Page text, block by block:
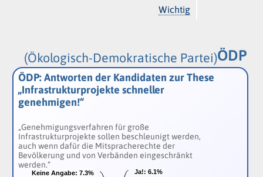
Wichtig
ÖDP
(Ökologisch-Demokratische Partei)
Ja!: 6.1%
Ja!: 6.1%
Keine Angabe: 7.3%
Keine Angabe: 7.3%
ÖDP: Antworten der Kandidaten zur These
„Infrastrukturprojekte schneller
genehmigen!“
„Genehmigungsverfahren für große
Infrastrukturprojekte sollen beschleunigt werden,
auch wenn dafür die Mitspracherechte der
Bevölkerung und von Verbänden eingeschränkt
werden.“